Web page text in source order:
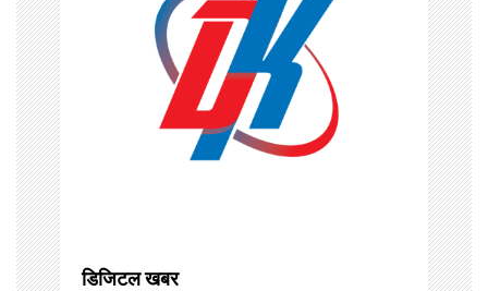
g
a
t
i
o
n
डिजिटल खबर